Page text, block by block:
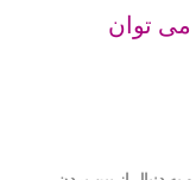
می توان